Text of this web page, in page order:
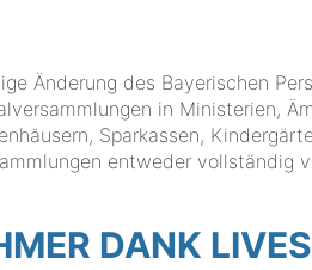
Änderung des Bayerischen
in Ministerien,
Sparkassen,
entweder
DANK